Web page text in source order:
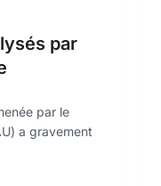
par
par le
a gravement